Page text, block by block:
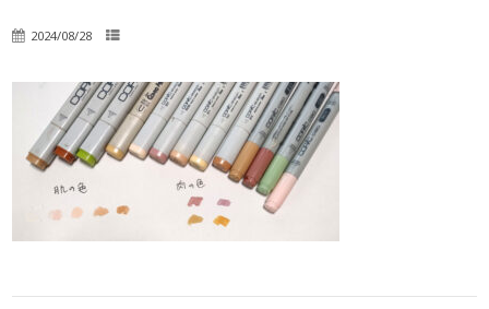
2024/08/28